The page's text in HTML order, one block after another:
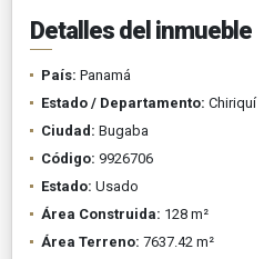
Detalles del inmueble
País: Panamá
Estado / Departamento: Chiriquí
Ciudad: Bugaba
Código: 9926706
Estado: Usado
Área Construida: 128 m²
Área Terreno: 7637.42 m²